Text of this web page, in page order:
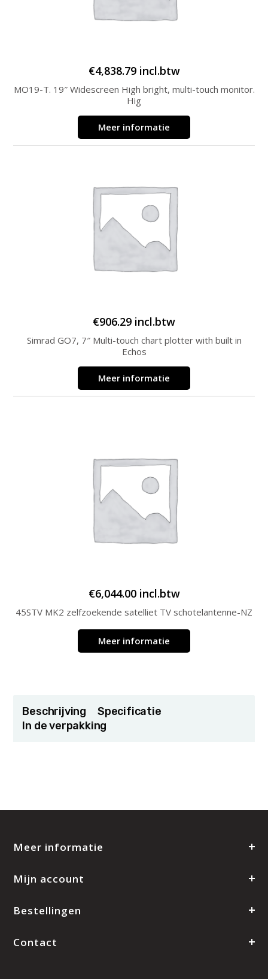
€4,838.79 incl.btw
MO19-T. 19″ Widescreen High bright, multi-touch monitor.
Hig
Meer informatie
€906.29 incl.btw
Simrad GO7, 7″ Multi-touch chart plotter with built in
Echos
Meer informatie
€6,044.00 incl.btw
45STV MK2 zelfzoekende satelliet TV schotelantenne-NZ
Meer informatie
Beschrijving
Specificatie
In de verpakking
Meer informatie
Mijn account
Bestellingen
Contact